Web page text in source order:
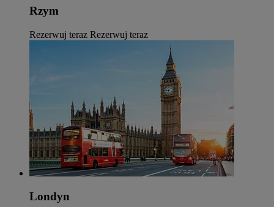
Rzym
Rezerwuj teraz Rezerwuj teraz
Londyn